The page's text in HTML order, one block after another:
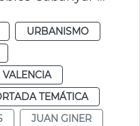
URBANISMO
VALENCIA
TEMÁTICA
JUAN GINER